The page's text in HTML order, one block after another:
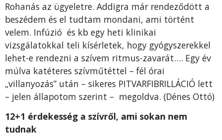
Rohanás az ügyeletre. Addigra már rendeződött a
beszédem és el tudtam mondani, ami történt
velem. Infúzió és kb egy heti klinikai
vizsgálatokkal teli kísérletek, hogy gyógyszerekkel
lehet-e rendezni a szívem ritmus-zavarát…. Egy év
múlva katéteres szívműtéttel – fél órai
„villanyozás” után – sikeres PITVARFIBRILLÁCIÓ lett
– jelen állapotom szerint – megoldva. (Dénes Ottó)
12+1 érdekesség a szívről, ami sokan nem
tudnak